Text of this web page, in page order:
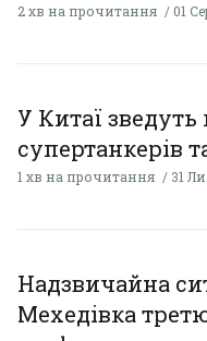
2 хв на прочитання 01
У Китаї
супертанкерів
1 хв на прочитання 31
Надзвичайна
Мехедівка